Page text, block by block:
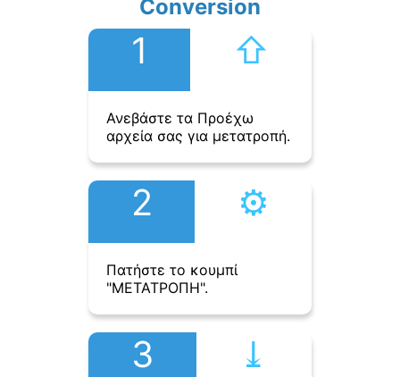
Conversion
1 ⇧︎
Ανεβάστε τα Προέχω
αρχεία σας για μετατροπή.
2 ⚙︎
Πατήστε το κουμπί
"ΜΕΤΑΤΡΟΠΗ".
3 ⤓︎